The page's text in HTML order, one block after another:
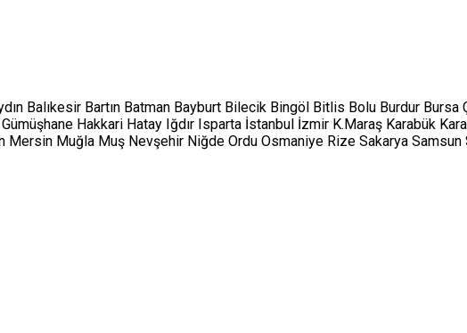
Balıkesir Bartın Batman Bayburt Bilecik Bingöl Bitlis Bolu Burdur Bursa
Gümüşhane Hakkari Hatay Iğdır Isparta İstanbul İzmir K.Maraş Karabük
Mersin Muğla Muş Nevşehir Niğde Ordu Osmaniye Rize Sakarya Samsun